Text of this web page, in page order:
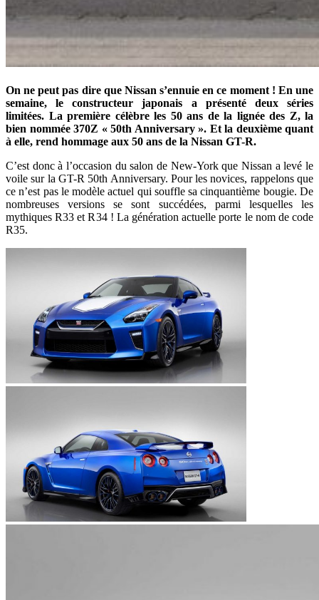
On ne peut pas dire que Nissan s’ennuie en ce moment ! En une
semaine, le constructeur japonais a présenté deux séries
limitées. La première célèbre les 50 ans de la lignée des Z, la
bien nommée 370Z « 50th Anniversary ». Et la deuxième quant
à elle, rend hommage aux 50 ans de la Nissan GT-R.
C’est donc à l’occasion du salon de New-York que Nissan a levé le
voile sur la GT-R 50th Anniversary. Pour les novices, rappelons que
ce n’est pas le modèle actuel qui souffle sa cinquantième bougie. De
nombreuses versions se sont succédées, parmi lesquelles les
mythiques R33 et R34 ! La génération actuelle porte le nom de code
R35.